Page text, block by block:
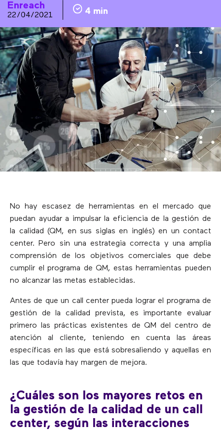
Enreach
22/04/2021 4 min
No hay escasez de herramientas en el mercado que
puedan ayudar a impulsar la eficiencia de la gestión de
la calidad (QM, en sus siglas en inglés) en un contact
center. Pero sin una estrategia correcta y una amplia
comprensión de los objetivos comerciales que debe
cumplir el programa de QM, estas herramientas pueden
no alcanzar las metas establecidas.
Antes de que un call center pueda lograr el programa de
gestión de la calidad prevista, es importante evaluar
primero las prácticas existentes de QM del centro de
atención al cliente, teniendo en cuenta las áreas
específicas en las que está sobresaliendo y aquellas en
las que todavía hay margen de mejora.
¿Cuáles son los mayores retos en
la gestión de la calidad de un call
center, según las interacciones